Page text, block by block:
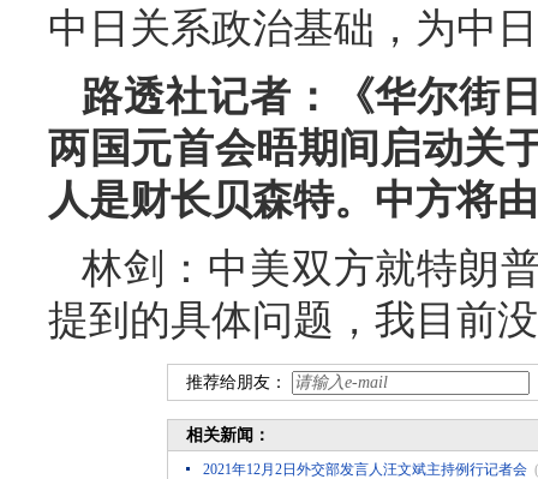
中日关系政治基础，为中
路透社记者：《华尔街
两国元首会晤期间启动关
人是财长贝森特。中方将
林剑：中美双方就特朗
提到的具体问题，我目前
推荐给朋友：
相关新闻：
2021年12月2日外交部发言人汪文斌主持例行记者会